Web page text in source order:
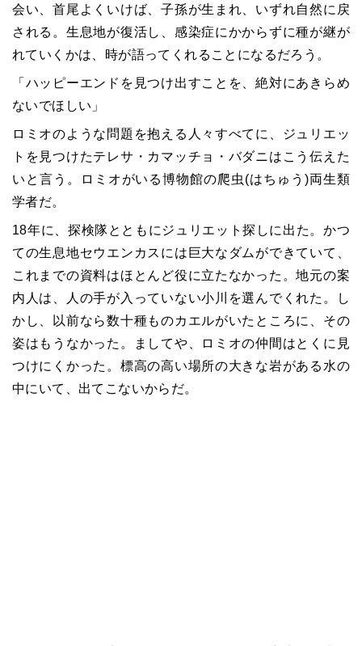
会い、首尾よくいけば、子孫が生まれ、いずれ自然に戻
される。生息地が復活し、感染症にかからずに種が継が
れていくかは、時が語ってくれることになるだろう。
「ハッピーエンドを見つけ出すことを、絶対にあきらめ
ないでほしい」
ロミオのような問題を抱える人々すべてに、ジュリエッ
トを見つけたテレサ・カマッチョ・バダニはこう伝えた
いと言う。ロミオがいる博物館の爬虫(はちゅう)両生類
学者だ。
18年に、探検隊とともにジュリエット探しに出た。かつ
ての生息地セウエンカスには巨大なダムができていて、
これまでの資料はほとんど役に立たなかった。地元の案
内人は、人の手が入っていない小川を選んでくれた。し
かし、以前なら数十種ものカエルがいたところに、その
姿はもうなかった。ましてや、ロミオの仲間はとくに見
つけにくかった。標高の高い場所の大きな岩がある水の
中にいて、出てこないからだ。